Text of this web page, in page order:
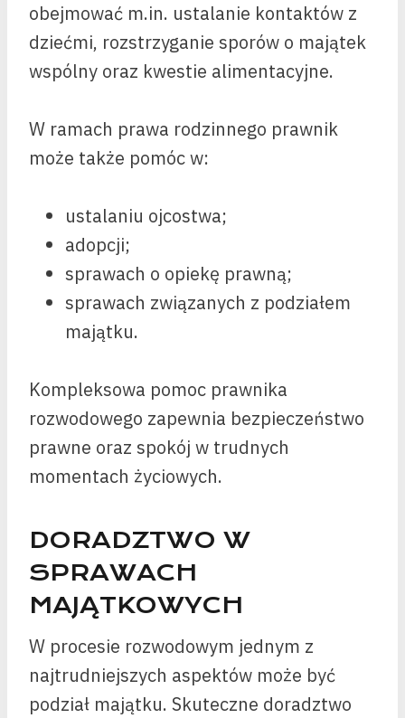
obejmować m.in. ustalanie kontaktów z
dziećmi, rozstrzyganie sporów o majątek
wspólny oraz kwestie alimentacyjne.
W ramach prawa rodzinnego prawnik
może także pomóc w:
ustalaniu ojcostwa;
adopcji;
sprawach o opiekę prawną;
sprawach związanych z podziałem
majątku.
Kompleksowa pomoc prawnika
rozwodowego zapewnia bezpieczeństwo
prawne oraz spokój w trudnych
momentach życiowych.
DORADZTWO W
SPRAWACH
MAJĄTKOWYCH
W procesie rozwodowym jednym z
najtrudniejszych aspektów może być
podział majątku. Skuteczne doradztwo